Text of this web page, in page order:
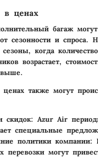
в ценах
багаж
сезонности и спроса.
когда количество
возрастает,
выше.
также могут
скидок: Azur Air
специальные
политики компании:
перевозки могут